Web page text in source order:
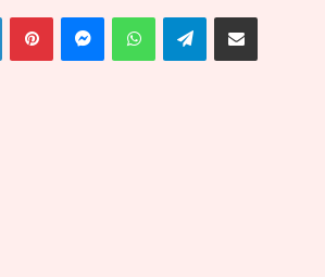
LinkedinPinterestMessengerWhatsAppTelegramPartager par email